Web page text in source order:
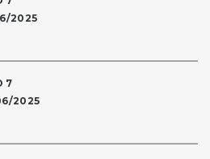
2025
7
2025